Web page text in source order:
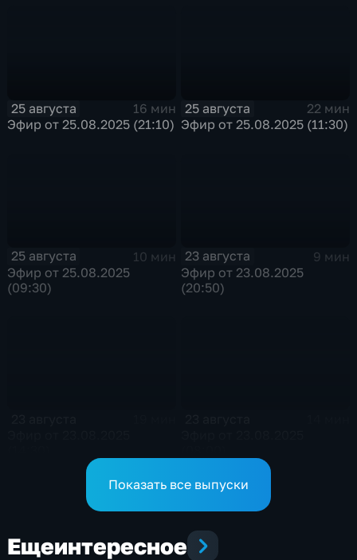
25 августа
16 мин
Эфир от 25.08.2025 (21:10)
25 августа
22 мин
Эфир от 25.08.2025 (11:30)
25 августа
10 мин
Эфир от 25.08.2025
(09:30)
23 августа
9 мин
Эфир от 23.08.2025
(20:50)
Показать все выпуски
Ещеинтересное